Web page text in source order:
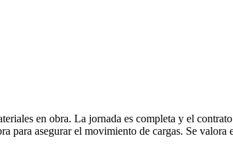
en obra. La jornada es completa y el
para asegurar el movimiento de cargas. Se